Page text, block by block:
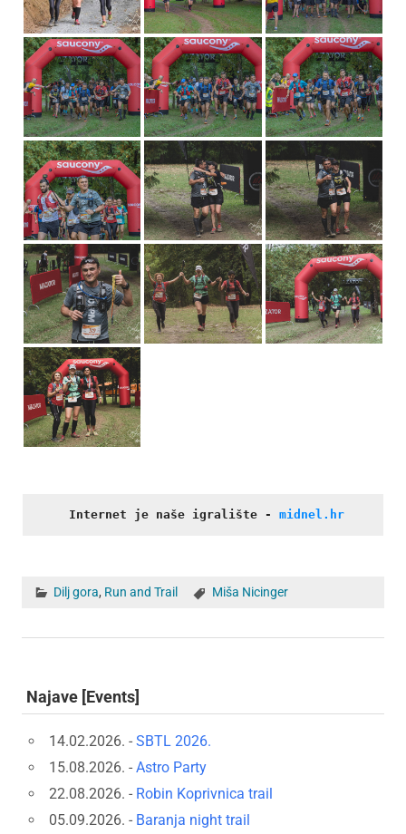
Internet je naše igralište - midnel.hr
Dilj gora, Run and Trail Miša Nicinger
Najave [Events]
14.02.2026. - SBTL 2026.
15.08.2026. - Astro Party
22.08.2026. - Robin Koprivnica trail
05.09.2026. - Baranja night trail